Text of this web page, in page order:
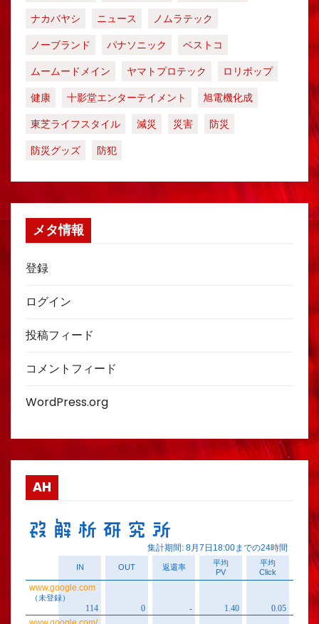
ナカバヤシ
ニュース
ノムラテック
ノーブランド
パナソニック
ベストコ
ムームードメイン
ヤマトプロテック
ロリポップ
健康
十影堂エンターテイメント
旭電機化成
東芝ライフスタイル
減災 災害
防災
防災グッズ
防犯
メタ情報
登録
ログイン
投稿フィード
コメントフィード
WordPress.org
AH